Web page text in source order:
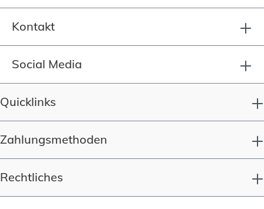
Kontakt
Social Media
Quicklinks
Zahlungsmethoden
Rechtliches